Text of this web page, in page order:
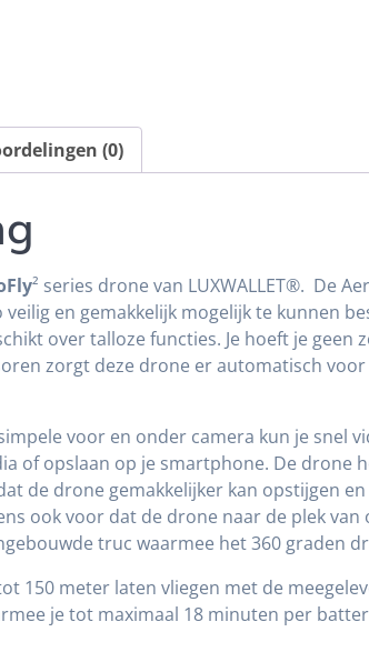
(0)
² series drone van LUXWALLET®. De
en gemakkelijk mogelijk te kunnen
over talloze functies. Je hoeft je geen
zorgt deze drone er automatisch
voor en onder camera kun je snel
of opslaan op je smartphone. De drone
de drone gemakkelijker kan opstijgen
ook voor dat de drone naar de plek
truc waarmee het 360 graden
150 meter laten vliegen met de
je tot maximaal 18 minuten per